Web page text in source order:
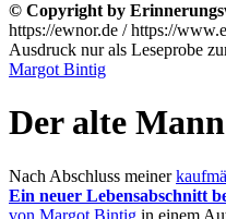
© Copyright by
https://ewnor.de / https://
Ausdruck nur als Leseprobe
Margot Bintig
Der alte
Nach Abschluss meiner
Ein neuer Lebensabschnitt
von Margot Bintig in einem